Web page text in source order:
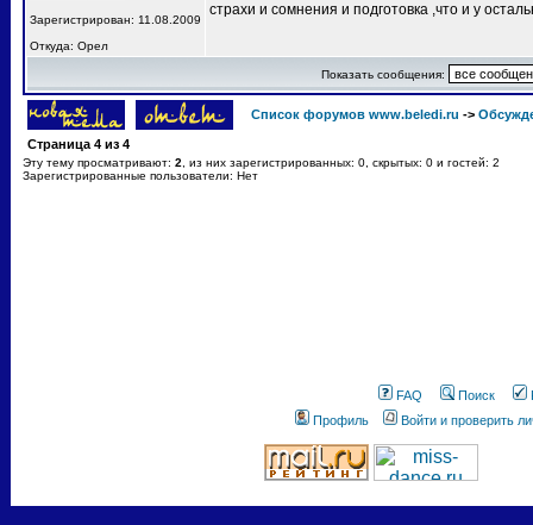
Зарегистрирован: 11.08.2009
Откуда: Орел
страхи и сомнения и подготовка ,что и у
Показать сообщения:
Список форумов www.beledi.ru ->
Страница 4 из 4
Эту тему просматривают: 2 , из них зарегистрированных: 0, скрытых: 0 и гостей: 2
Зарегистрированные пользователи: Нет
FAQ Поиск
Профиль
Войти и проверить